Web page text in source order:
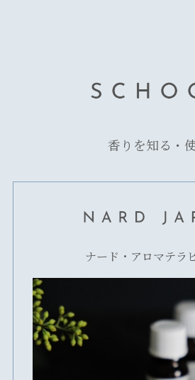
香りを知る・
ナード・アロマテラ